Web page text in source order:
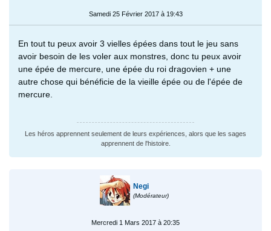
Samedi 25 Février 2017 à 19:43
En tout tu peux avoir 3 vielles épées dans tout le jeu sans
avoir besoin de les voler aux monstres, donc tu peux avoir
une épée de mercure, une épée du roi dragovien + une
autre chose qui bénéficie de la vieille épée ou de l'épée de
mercure.
Les héros apprennent seulement de leurs expériences, alors que les sages
apprennent de l'histoire.
Negi
(Modérateur)
Mercredi 1 Mars 2017 à 20:35